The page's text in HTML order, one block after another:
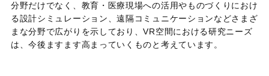
分野だけでなく、教育・医療現場への活用やものづくりにおけ
る設計シミュレーション、遠隔コミュニケーションなどさまざ
まな分野で広がりを示しており、VR空間における研究ニーズ
は、今後ますます高まっていくものと考えています。